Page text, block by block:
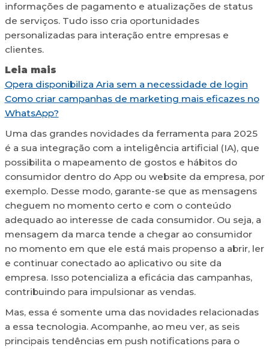
informações de pagamento e atualizações de status
de serviços. Tudo isso cria oportunidades
personalizadas para interação entre empresas e
clientes.
Leia mais
Opera disponibiliza Aria sem a necessidade de login
Como criar campanhas de marketing mais eficazes no
WhatsApp?
Uma das grandes novidades da ferramenta para 2025
é a sua integração com a inteligência artificial (IA), que
possibilita o mapeamento de gostos e hábitos do
consumidor dentro do App ou website da empresa, por
exemplo. Desse modo, garante-se que as mensagens
cheguem no momento certo e com o conteúdo
adequado ao interesse de cada consumidor. Ou seja, a
mensagem da marca tende a chegar ao consumidor
no momento em que ele está mais propenso a abrir, ler
e continuar conectado ao aplicativo ou site da
empresa. Isso potencializa a eficácia das campanhas,
contribuindo para impulsionar as vendas.
Mas, essa é somente uma das novidades relacionadas
a essa tecnologia. Acompanhe, ao meu ver, as seis
principais tendências em push notifications para o